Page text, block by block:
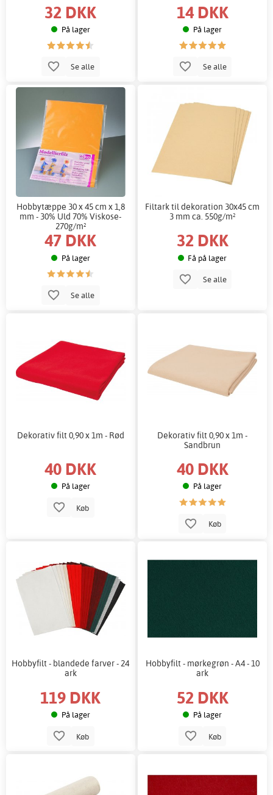
32 DKK
På lager
Se alle
14 DKK
På lager
Se alle
Hobbytæppe 30 x 45 cm x 1,8
mm - 30% Uld 70% Viskose-
270g/m²
47 DKK
På lager
Se alle
Filtark til dekoration 30x45 cm
3 mm ca. 550g/m²
32 DKK
Få på lager
Se alle
Dekorativ filt 0,90 x 1m - Rød
40 DKK
På lager
Køb
Dekorativ filt 0,90 x 1m -
Sandbrun
40 DKK
På lager
Køb
Hobbyfilt - blandede farver - 24
ark
119 DKK
På lager
Køb
Hobbyfilt - mørkegrøn - A4 - 10
ark
52 DKK
På lager
Køb